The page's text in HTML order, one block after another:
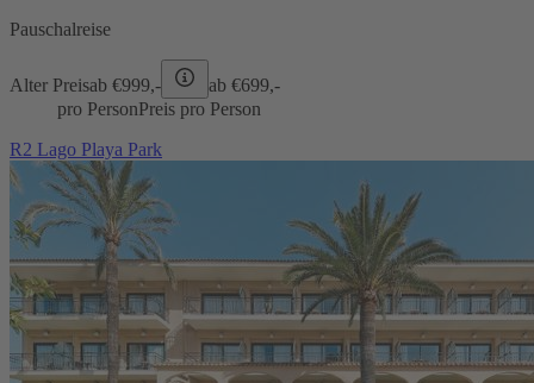
Pauschalreise
Alter Preisab €999,- ab €699,-
pro PersonPreis pro Person
R2 Lago Playa Park